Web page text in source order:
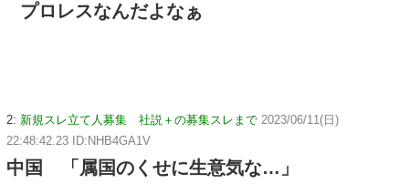
プロレスなんだよなぁ
2: 新規スレ立て人募集 社説＋の募集スレまで 2023/06/11(日)
22:48:42.23 ID:NHB4GA1V
中国 「属国のくせに生意気な…」